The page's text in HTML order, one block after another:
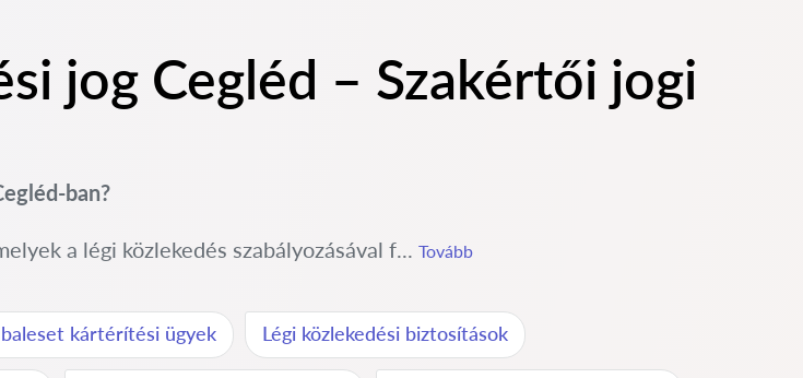
jog Cegléd – Szakértői jogi
ban?
a légi közlekedés szabályozásával f... Tovább
baleset kártérítési ügyek Légi közlekedési biztosítások